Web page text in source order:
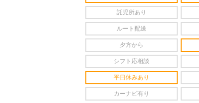
託児所あり
ルート配送
夕方から
シフト応相談
平日休みあり
カーナビ有り